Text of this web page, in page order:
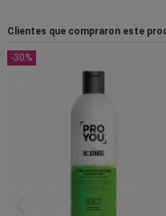
Clientes que compraron este
-30%